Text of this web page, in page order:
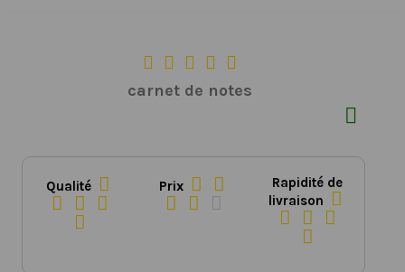
   

carnet de notes

Qualité 




Prix 


 
Rapidité de
livraison




